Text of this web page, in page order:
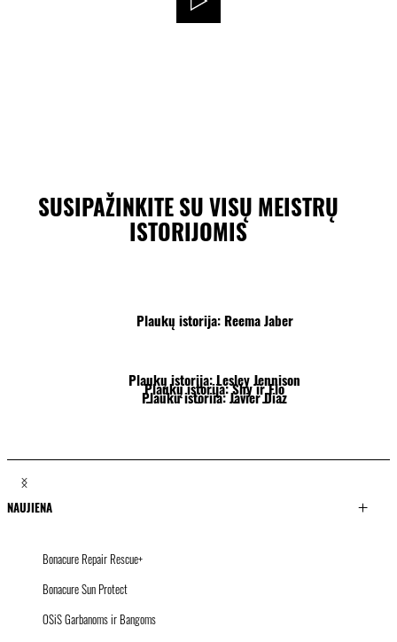
SUSIPAŽINKITE SU VISŲ MEISTRŲ
ISTORIJOMIS
Plaukų istorija: Reema Jaber
Plaukų istorija: Lesley Jennison
Plaukų istorija: Shy ir Flo
Plaukų istorija: Javier Diaz
Plaukų istorija: Tony Tsai
NAUJIENA
Bonacure Repair Rescue+
Bonacure Sun Protect
OSiS Garbanoms ir Bangoms